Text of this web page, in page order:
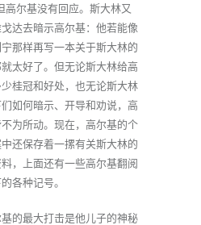
高尔基没有回应。斯大林又
达去暗示高尔基：他若能像
那样再写一本关于斯大林的
太好了。但无论斯大林给高
桂冠和好处，也无论斯大林
如何暗示、开导和劝说，高
为所动。现在，高尔基的个
还保存着一摞有关斯大林的
，上面还有一些高尔基翻阅
各种记号。
的最大打击是他儿子的神秘